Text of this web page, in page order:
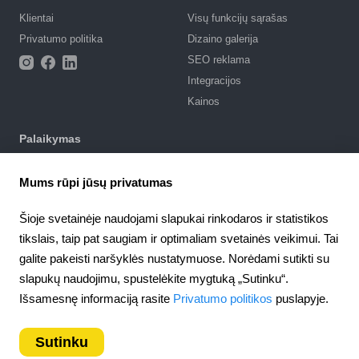
Klientai
Privatumo politika
Visų funkcijų sąrašas
Dizaino galerija
SEO reklama
Integracijos
Kainos
Palaikymas
Parašyti užklausą
Partnerystė
Partnerių programa
4.6 924atsiliepimai
Lithuania
Mums rūpi jūsų privatumas
Šioje svetainėje naudojami slapukai rinkodaros ir statistikos
tikslais, taip pat saugiam ir optimaliam svetainės veikimui. Tai
galite pakeisti naršyklės nustatymuose. Norėdami sutikti su
slapukų naudojimu, spustelėkite mygtuką „Sutinku“.
Išsamesnę informaciją rasite Privatumo politikos puslapyje.
Sutinku